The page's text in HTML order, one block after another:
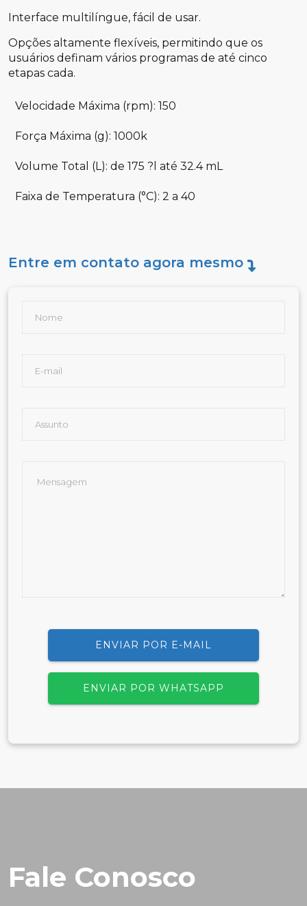
Interface multilíngue, fácil de usar.
Opções altamente flexíveis, permitindo que os
usuários definam vários programas de até cinco
etapas cada.
Velocidade Máxima (rpm): 150
Força Máxima (g): 1000k
Volume Total (L): de 175 ?l até 32.4 mL
Faixa de Temperatura (°C): 2 a 40
Entre em contato agora mesmo
ENVIAR POR E-MAIL
ENVIAR POR WHATSAPP
Fale Conosco